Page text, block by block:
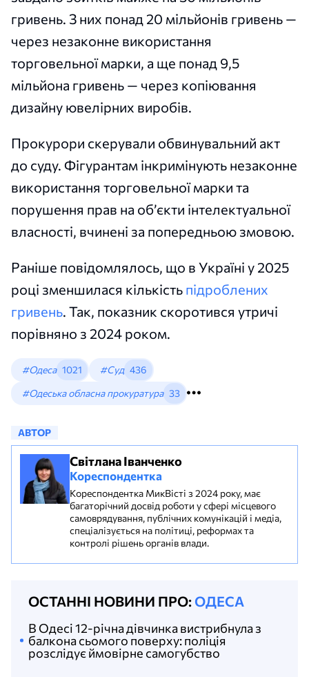
гривень. З них понад 20 мільйонів гривень —
через незаконне використання
торговельної марки, а ще понад 9,5
мільйона гривень — через копіювання
дизайну ювелірних виробів.
Прокурори скерували обвинувальний акт
до суду. Фігурантам інкримінують незаконне
використання торговельної марки та
порушення прав на об’єкти інтелектуальної
власності, вчинені за попередньою змовою.
Раніше повідомлялось, що в Україні у 2025
році зменшилася кількість підроблених
гривень. Так, показник скоротився утричі
порівняно з 2024 роком.
#Одеса 1021 #Суд 436
#Одеська обласна прокуратура 33
АВТОР
Світлана Іванченко
Кореспондентка
Кореспондентка МикВісті з 2024 року, має
багаторічний досвід роботи у сфері місцевого
самоврядування, публічних комунікацій і медіа,
спеціалізується на політиці, реформах та
контролі рішень органів влади.
ОСТАННІ НОВИНИ ПРО: ОДЕСА
В Одесі 12-річна дівчинка вистрибнула з
балкона сьомого поверху: поліція
розслідує ймовірне самогубство